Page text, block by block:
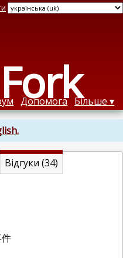
Допомога Більше
Відгуки (34)